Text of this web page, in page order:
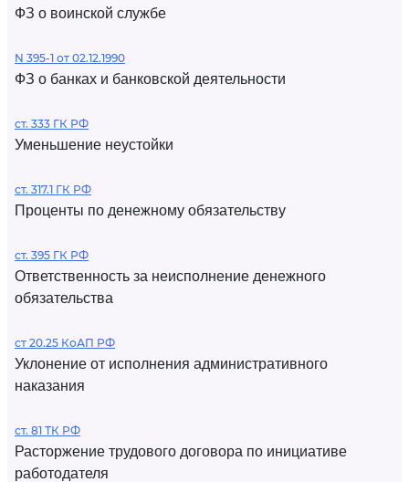
ФЗ о воинской службе
N 395-1 от 02.12.1990
ФЗ о банках и банковской деятельности
ст. 333 ГК РФ
Уменьшение неустойки
ст. 317.1 ГК РФ
Проценты по денежному обязательству
ст. 395 ГК РФ
Ответственность за неисполнение денежного
обязательства
ст 20.25 КоАП РФ
Уклонение от исполнения административного
наказания
ст. 81 ТК РФ
Расторжение трудового договора по инициативе
работодателя